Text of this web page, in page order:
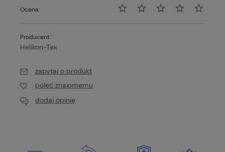
Ocena:
Producent:
Helikon-Tex
zapytaj o produkt
poleć znajomemu
dodaj opinię